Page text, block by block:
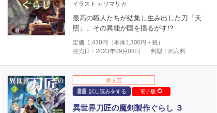
イラスト カリマリカ
最高の職人たちが結集し生み出した刀『天
照』。その異能が国を揺るがす!?
定価 1,430円（本体1,300円＋税）
発売日：2023年09月08日
判型：四六判
新文芸
試し読みをする
電子版
異世界刀匠の魔剣製作ぐらし ３